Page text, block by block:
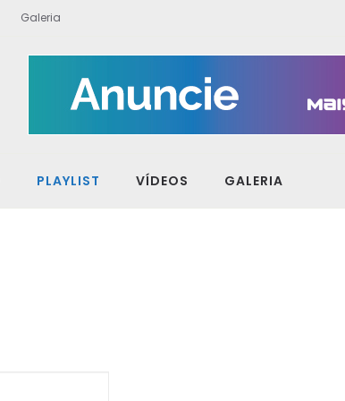
Galeria
PLAYLIST VÍDEOS GALERIA